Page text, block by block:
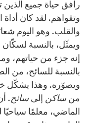
رافق حياة جميع الذين
وتقواهم. لقد كان أداة
والقلب. وهو اليوم
ويمثّل، بالنسبة
إنه جزء من حياتهم،
بالنسبة للسائح، من
ويصوّره. وهذا يشكّل
من ساكن إلى سائح.
الماضي، معلمًا